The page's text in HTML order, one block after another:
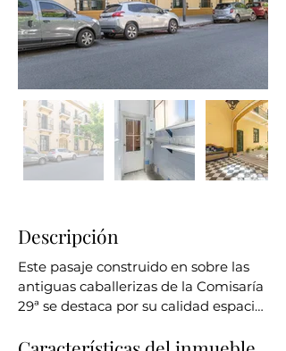
Descripción
Este pasaje construido en sobre las
antiguas caballerizas de la Comisaría
29ª se destaca por su calidad espacial
tipología de “casa popular de renta”